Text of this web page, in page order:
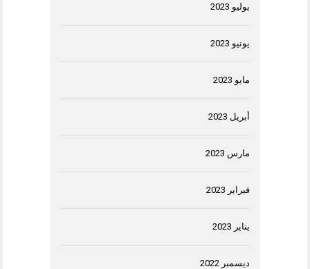
يوليو 2023
يونيو 2023
مايو 2023
أبريل 2023
مارس 2023
فبراير 2023
يناير 2023
ديسمبر 2022